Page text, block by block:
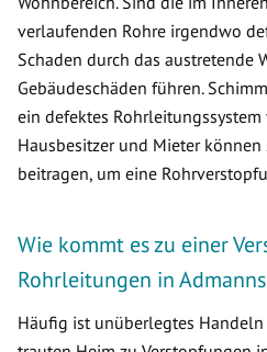
verlaufenden Rohre irgendwo
Schaden durch das austretende
Gebäudeschäden führen.
ein defektes Rohrleitungssystem
Hausbesitzer und Mieter
beitragen, um eine
Wie kommt es zu einer
Rohrleitungen in
Häufig ist unüberlegtes Handeln